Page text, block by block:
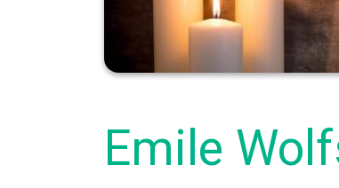
Emile